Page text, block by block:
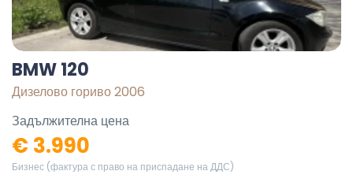
BMW 120
Дизелово гориво 2006
Задължителна цена
€ 3.990
Бизнес (фактура с право на приспадане на ДДС)